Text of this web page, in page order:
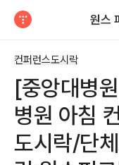
원스
컨퍼런스도시락
[중앙대병
병원 아침
도시락/단